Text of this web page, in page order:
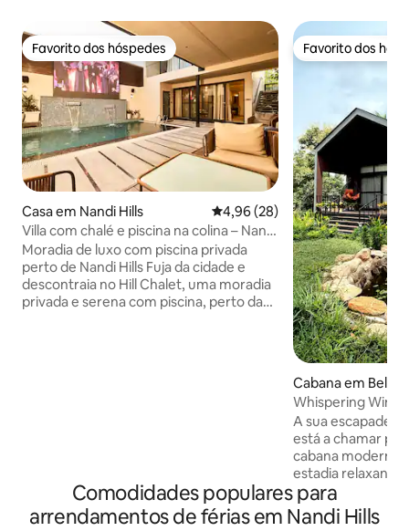
Favorito dos hóspedes
Favorito dos hóspedes
Casa em Nandi Hills Classificação média de 4,96
4,96 (28)
Villa com chalé e piscina na colina – Nandi
Hills
Moradia de luxo com piscina privada
perto de Nandi Hills Fuja da cidade e
descontraia no Hill Chalet, uma moradia
privada e serena com piscina, perto das
cuidadosamente concebida, com
refeições preparadas na cozinha,
através da Swiggy/Zomato e de uma
Favorito dos
Favorito dos
Cabana em
Whispering
de estimação,
A sua
está a chamar por si! Descontraia
cabana
estadia relaxante
ou com os seus
Rodeado por
é um espaço
Comodidades populares para
arrendamentos de férias em Nandi Hills